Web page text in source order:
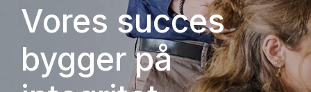
Vores succes
bygger på